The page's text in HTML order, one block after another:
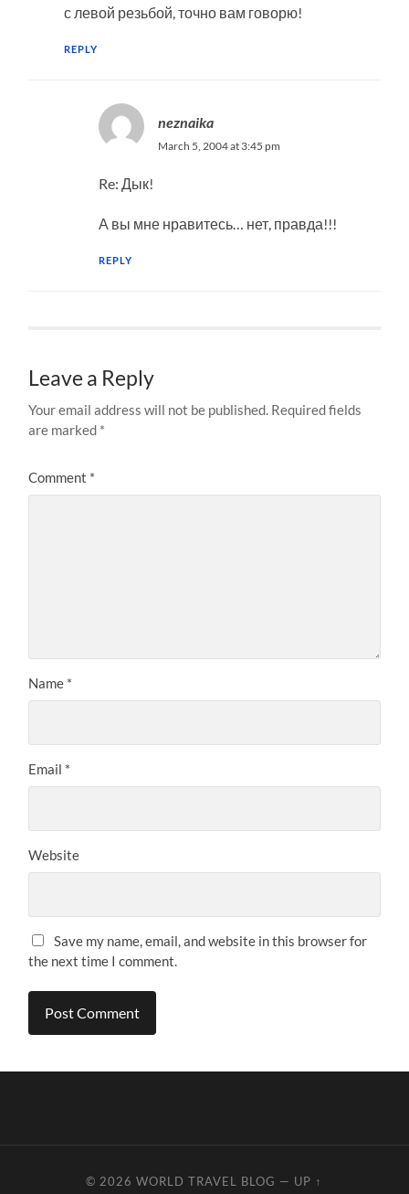
с левой резьбой, точно вам говорю!
REPLY
neznaika
March 5, 2004 at 3:45 pm
Re: Дык!
А вы мне нравитесь… нет, правда!!!
REPLY
Leave a Reply
Your email address will not be published. Required fields
are marked *
Comment *
Name *
Email *
Website
Save my name, email, and website in this browser for
the next time I comment.
© 2026WORLD TRAVEL BLOG — UP ↑